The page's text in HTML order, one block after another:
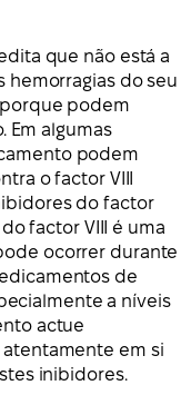
que não está a
hemorragias do seu
podem
Em algumas
podem
o factor VIII
do factor
factor VIII é uma
ocorrer durante
de
a níveis
actue
em si
inibidores.